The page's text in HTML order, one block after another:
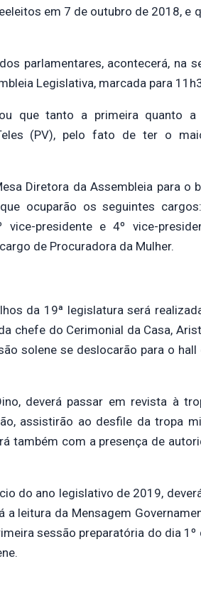
em 7 de outubro de 2018, e
parlamentares, acontecerá, na
Legislativa, marcada para
que tanto a primeira quanto a
(PV), pelo fato de ter o
Diretora da Assembleia para
ocuparão os seguintes
vice-presidente e 4º vice-
de Procuradora da Mulher.
da 19ª legislatura será
chefe do Cerimonial da Casa,
solene se deslocarão para o
deverá passar em revista à
assistirão ao desfile da tropa
também com a presença de
do ano legislativo de 2019,
a leitura da Mensagem
sessão preparatória do dia